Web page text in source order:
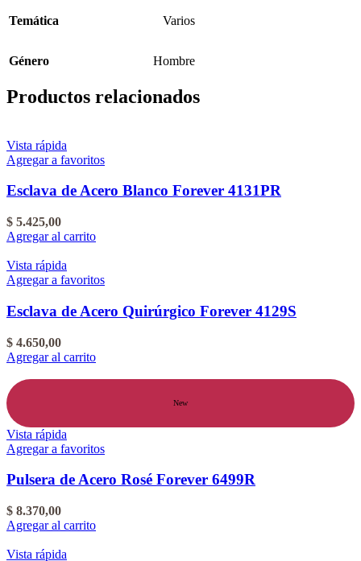
Temática Varios
Género Hombre
Productos relacionados
Vista rápida
Agregar a favoritos
Esclava de Acero Blanco Forever 4131PR
$ 5.425,00
Agregar al carrito
Vista rápida
Agregar a favoritos
Esclava de Acero Quirúrgico Forever 4129S
$ 4.650,00
Agregar al carrito
New
Vista rápida
Agregar a favoritos
Pulsera de Acero Rosé Forever 6499R
$ 8.370,00
Agregar al carrito
Vista rápida